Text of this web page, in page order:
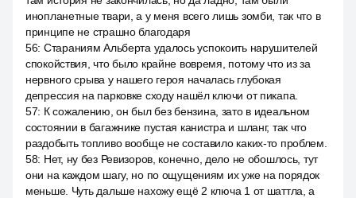
инопланетные твари, а у меня всего лишь зомби, так что в
принципе не страшно благодаря
56: Стараниям Альберта удалось успокоить нарушителей
спокойствия, что было крайне вовремя, потому что из за
нервного срыва у нашего героя началась глубокая
депрессия на парковке сходу нашёл ключи от пикапа.
57: К сожалению, он был без бензина, зато в идеальном
состоянии в багажнике пустая канистра и шланг, так что
раздобыть топливо вообще не составило каких-то проблем.
58: Нет, ну без Ревизоров, конечно, дело не обошлось, тут
они на каждом шагу, но по ощущениям их уже на порядок
меньше. Чуть дальше нахожу ещё 2 ключа 1 от шаттла, а